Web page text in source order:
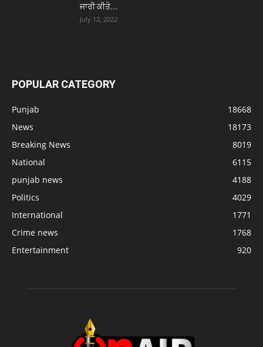
ਜਾਰੀ ਕੀਤੇ...
July 12, 2022
POPULAR CATEGORY
Punjab
18668
News
18173
Breaking News
8019
National
6115
punjab news
4188
Politics
4029
International
1771
Crime news
1768
Entertainment
920